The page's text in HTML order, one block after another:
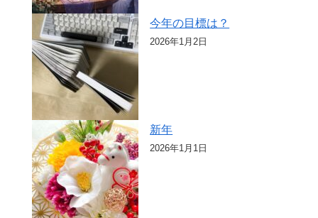
今年の目標は？
2026年1月2日
新年
2026年1月1日